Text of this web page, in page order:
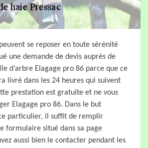
se reposer en toute sérénité
une demande de devis auprès de
d’arbre Elagage pro 86 parce que ce
livré dans les 24 heures qui suivent
prestation est gratuite et ne vous
Elagage pro 86. Dans le but
particulier, il suffit de remplir
formulaire situé dans sa page
aussi bien le contacter pendant les